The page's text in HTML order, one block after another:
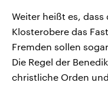
Weiter heißt es, dass
Klosterobere das
Fremden sollen
Die Regel der
christliche Orden